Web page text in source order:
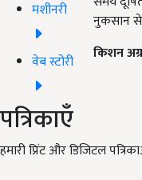
मशीनरी
वेब स्टोरी
पत्रिकाएँ
हमारी प्रिंट और डिजिटल
नुकसान
किशन